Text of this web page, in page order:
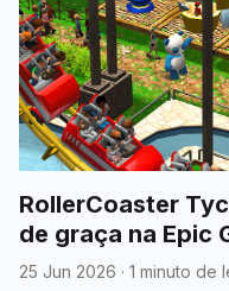
RollerCoaster
de graça na Epic
25 Jun 2026 · 1 minuto de